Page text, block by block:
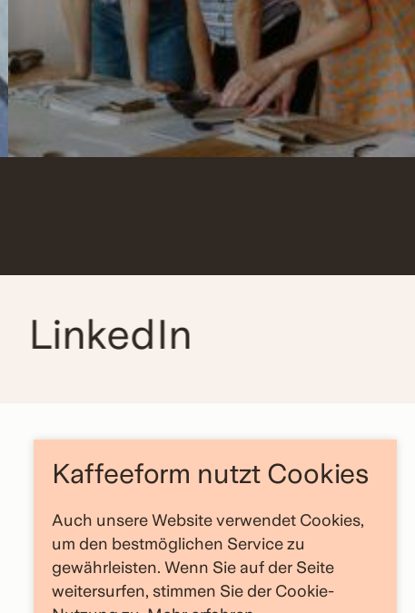
LinkedIn
Impressum
AGB
Datenschutz
Widerruf
Kaffeeform nutzt Cookies
Auch unsere Website verwendet Cookies,
um den bestmöglichen Service zu
gewährleisten. Wenn Sie auf der Seite
weitersurfen, stimmen Sie der Cookie-